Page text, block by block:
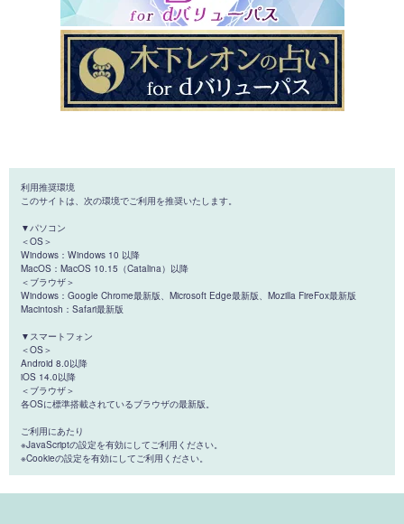
利用推奨環境
このサイトは、次の環境でご利用を推奨いたします。
▼パソコン
＜OS＞
Windows：Windows 10 以降
MacOS：MacOS 10.15（Catalina）以降
＜ブラウザ＞
Windows：Google Chrome最新版、Microsoft Edge最新版、Mozilla FireFox最新版
Macintosh：Safari最新版
▼スマートフォン
＜OS＞
Android 8.0以降
iOS 14.0以降
＜ブラウザ＞
各OSに標準搭載されているブラウザの最新版。
ご利用にあたり
※JavaScriptの設定を有効にしてご利用ください。
※Cookieの設定を有効にしてご利用ください。